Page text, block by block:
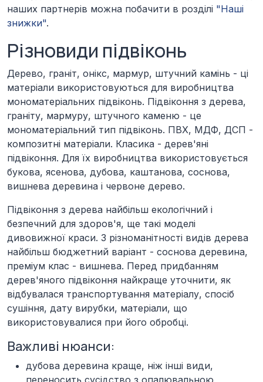
наших партнерів можна побачити в розділі "Наші
знижки".
Різновиди підвіконь
Дерево, граніт, онікс, мармур, штучний камінь - ці
матеріали використовуються для виробництва
мономатеріальних підвіконь. Підвіконня з дерева,
граніту, мармуру, штучного каменю - це
мономатеріальний тип підвіконь. ПВХ, МДФ, ДСП -
композитні матеріали. Класика - дерев'яні
підвіконня. Для їх виробництва використовується
букова, ясенова, дубова, каштанова, соснова,
вишнева деревина і червоне дерево.
Підвіконня з дерева найбільш екологічний і
безпечний для здоров'я, ще такі моделі
дивовижної краси. З різноманітності видів дерева
найбільш бюджетний варіант - соснова деревина,
преміум клас - вишнева. Перед придбанням
дерев'яного підвіконня найкраще уточнити, як
відбувалася транспортування матеріалу, спосіб
сушіння, дату вирубки, матеріали, що
використовувалися при його обробці.
Важливі нюанси:
дубова деревина краще, ніж інші види,
переносить сусідство з опалювальною